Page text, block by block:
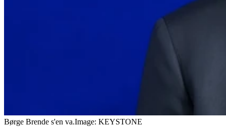
Børge Brende s'en va.Image: KEYSTONE